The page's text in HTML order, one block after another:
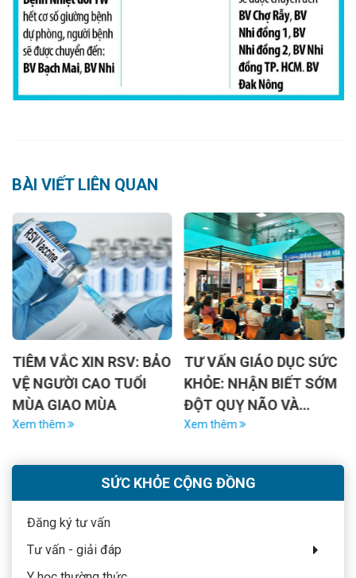
BÀI VIẾT LIÊN QUAN
TIÊM VẮC XIN RSV: BẢO
VỆ NGƯỜI CAO TUỔI
MÙA GIAO MÙA
Xem thêm
TƯ VẤN GIÁO DỤC SỨC
KHỎE: NHẬN BIẾT SỚM
ĐỘT QUỴ NÃO VÀ
CHĂM SÓC RĂNG
PHÒNG NGỪA MÒN CỔ
RĂNG
Xem thêm
SỨC KHỎE CỘNG ĐỒNG
Đăng ký tư vấn
Tư vấn - giải đáp